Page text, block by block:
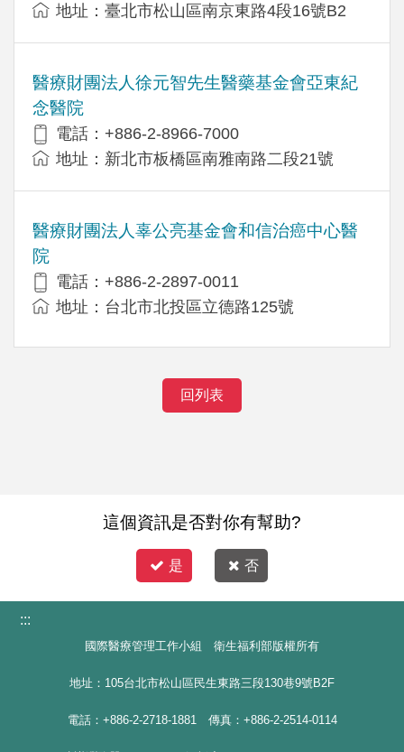
地址：臺北市松山區南京東路4段16號B2
醫療財團法人徐元智先生醫藥基金會亞東紀
念醫院
電話：+886-2-8966-7000
地址：新北市板橋區南雅南路二段21號
醫療財團法人辜公亮基金會和信治癌中心醫
院
電話：+886-2-2897-0011
地址：台北市北投區立德路125號
回列表
這個資訊是否對你有幫助?
是 否
:::
國際醫療管理工作小組 衛生福利部版權所有
地址：105台北市松山區民生東路三段130巷9號B2F
電話：+886-2-2718-1881 傳真：+886-2-2514-0114